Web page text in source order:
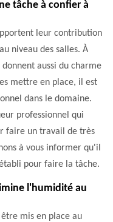
tâche à confier à
leur contribution
niveau des salles. À
aussi du charme
mettre en place, il est
dans le domaine.
professionnel qui
faire un travail de très
à vous informer qu'il
pour faire la tâche.
l'humidité au
mis en place au